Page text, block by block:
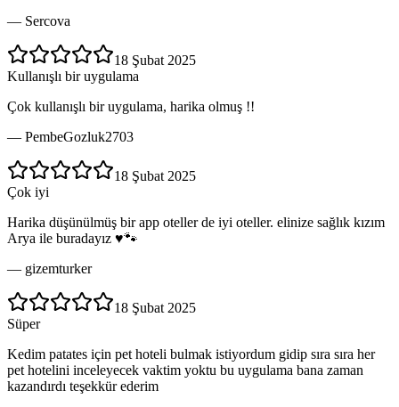
— Sercova
18 Şubat 2025
Kullanışlı bir uygulama
Çok kullanışlı bir uygulama, harika olmuş !!
— PembeGozluk2703
18 Şubat 2025
Çok iyi
Harika düşünülmüş bir app oteller de iyi oteller. elinize sağlık kızım
Arya ile buradayız ♥️🐾
— gizemturker
18 Şubat 2025
Süper
Kedim patates için pet hoteli bulmak istiyordum gidip sıra sıra her
pet hotelini inceleyecek vaktim yoktu bu uygulama bana zaman
kazandırdı teşekkür ederim